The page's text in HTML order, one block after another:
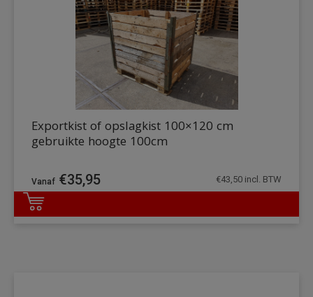
DETAILS
Exportkist of opslagkist 100×120 cm
gebruikte hoogte 100cm
€35,95 €43,50 incl. BTW